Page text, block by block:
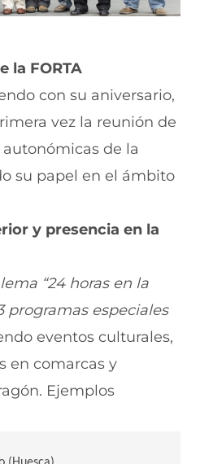
la FORTA
con su aniversario,
vez la reunión de
de la
su papel en el ámbito
y presencia en la
“24 horas en la
programas especiales
eventos culturales,
en comarcas y
Ejemplos